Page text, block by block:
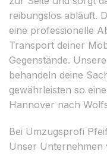
reibungslos abläuft.
eine professionelle
Transport deiner
Gegenstände.
behandeln deine
gewährleisten so
Hannover nach
Bei Umzugsprofi
Unser Unternehmen